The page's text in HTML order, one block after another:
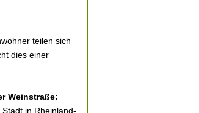
teilen sich
dies einer
Weinstraße:
in Rheinland-